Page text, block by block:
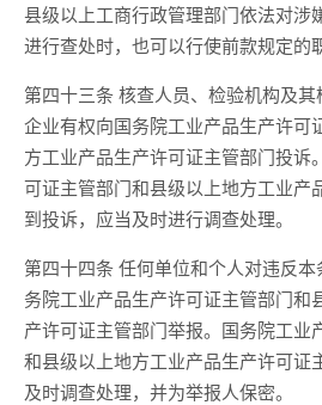
县级以上工商行政管理部门依法对涉
进行查处时，也可以行使前款规定的
第四十三条 核查人员、检验机构及其
企业有权向国务院工业产品生产许可
方工业产品生产许可证主管部门投诉
可证主管部门和县级以上地方工业产
到投诉，应当及时进行调查处理。
第四十四条 任何单位和个人对违反
务院工业产品生产许可证主管部门和
产许可证主管部门举报。国务院工业
和县级以上地方工业产品生产许可证
及时调查处理，并为举报人保密。